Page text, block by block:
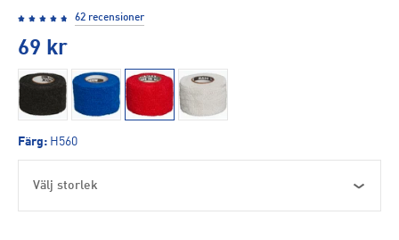
62 recensioner
69 kr
Färg: H560
Välj storlek